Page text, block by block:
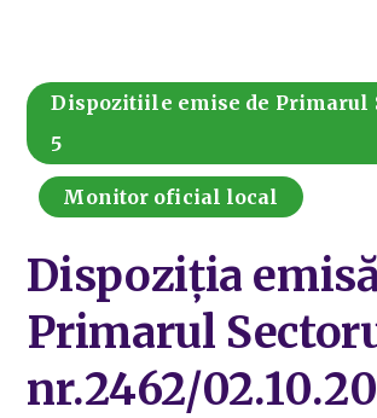
Dispozitiile emise de Primarul
5
Monitor oficial local
Dispoziția
Primarul
nr.2462/